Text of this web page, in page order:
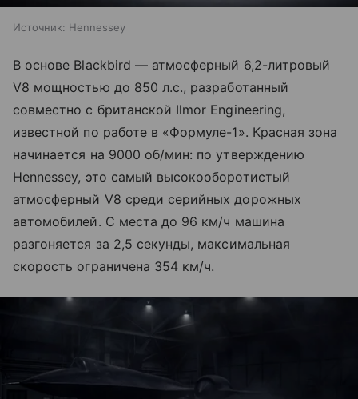
Источник: Hennessey
В основе Blackbird — атмосферный 6,2-литровый
V8 мощностью до 850 л.с., разработанный
совместно с британской Ilmor Engineering,
известной по работе в «Формуле-1». Красная зона
начинается на 9000 об/мин: по утверждению
Hennessey, это самый высокооборотистый
атмосферный V8 среди серийных дорожных
автомобилей. С места до 96 км/ч машина
разгоняется за 2,5 секунды, максимальная
скорость ограничена 354 км/ч.